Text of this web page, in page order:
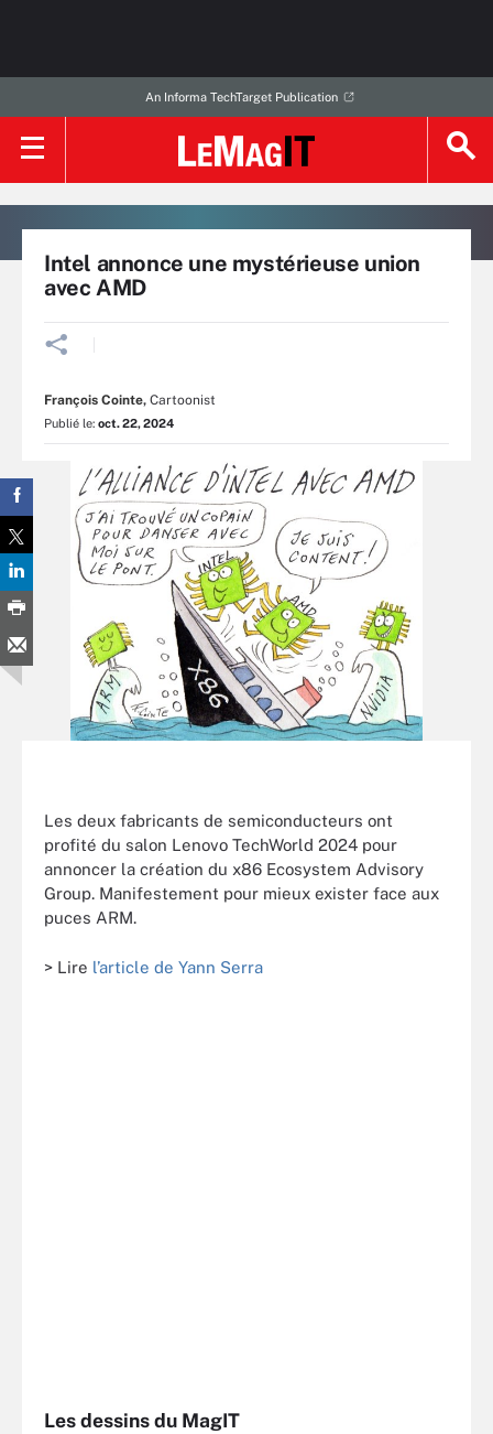
An Informa TechTarget Publication
Intel annonce une mystérieuse union
avec AMD
François Cointe, Cartoonist
Publié le: oct. 22, 2024
Les deux fabricants de semiconducteurs ont
profité du salon Lenovo TechWorld 2024 pour
annoncer la création du x86 Ecosystem Advisory
Group. Manifestement pour mieux exister face aux
puces ARM.
> Lire l’article de Yann Serra
Les dessins du MagIT